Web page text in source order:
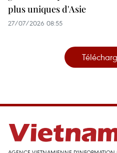
plus uniques d'Asie
27/07/2026 08:55